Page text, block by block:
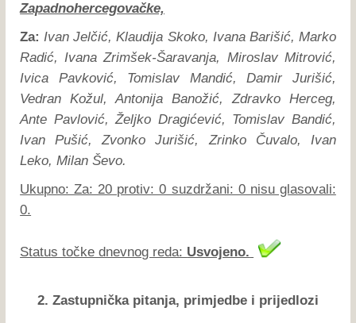
Zapadnohercegovačke,
Za: Ivan Jelčić, Klaudija Skoko, Ivana Barišić, Marko
Radić, Ivana Zrimšek-Šaravanja, Miroslav Mitrović,
Ivica Pavković, Tomislav Mandić, Damir Jurišić,
Vedran Kožul, Antonija Banožić, Zdravko Herceg,
Ante Pavlović, Željko Dragićević, Tomislav Bandić,
Ivan Pušić, Zvonko Jurišić, Zrinko Čuvalo, Ivan
Leko, Milan Ševo.
Ukupno: Za: 20 protiv: 0 suzdržani: 0 nisu glasovali:
0.
Status točke dnevnog reda: Usvojeno.
2. Zastupnička pitanja, primjedbe i prijedlozi